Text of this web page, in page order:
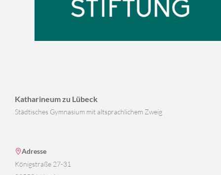
Katharineum zu Lübeck
Städtisches Gymnasium mit altsprachlichem Zweig
Adresse
Königstraße 27-31